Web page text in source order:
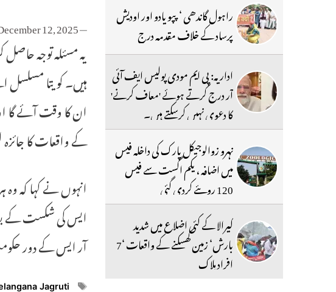
— The Siasat Daily (@TheSiasatDaily)
12, 2025
یہ مسئلہ توجہ
ہیں۔ کویتا مسلسل
کے واقعات کا
ایس کی شکست کے
آر ایس کے دور
Tags
Jagruti
راہول گاندھی ‘ پپو یادو اور اودیش
پرساد کے خلاف مقدمہ درج
اداریہ: پی ایم مودی پولیس ایف آئی
آر درج کرتے ہوئے 'معاف کرنے'
کا دعوی نہیں کرسکتے ہیں۔
نہرو زوالوجیکل پارک کی داخلہ فیس
میں اضافہ ، یکم اگست سے فیس
120 روپئے کردی گئی
کیرالا کے کئی اضلاع میں شدید
بارش‘ زمین کھسکنے کے واقعات ‘7
افراد ہلاک